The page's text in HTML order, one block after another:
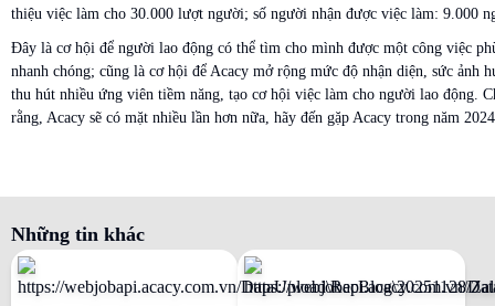
thiệu việc làm cho 30.000 lượt người; số người nhận được việc làm: 9.000
Đây là cơ hội để người lao động có thể tìm cho mình được một công việc
nhanh chóng; cũng là cơ hội để Acacy mở rộng mức độ nhận diện, sức ảnh
thu hút nhiều ứng viên tiềm năng, tạo cơ hội việc làm cho người lao động.
rằng, Acacy sẽ có mặt nhiều lần hơn nữa, hãy đến gặp Acacy trong năm
Những tin khác